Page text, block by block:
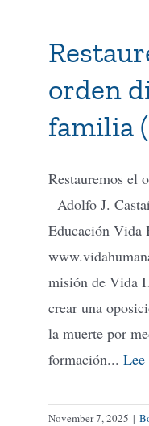
orden
familia
Restauremos el
Adolfo J.
Educación Vida
misión de Vida
crear una
la muerte por
formación... Lee
November 7, 2025 |